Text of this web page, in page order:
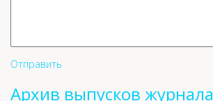
Отправить
Архив выпусков журнала